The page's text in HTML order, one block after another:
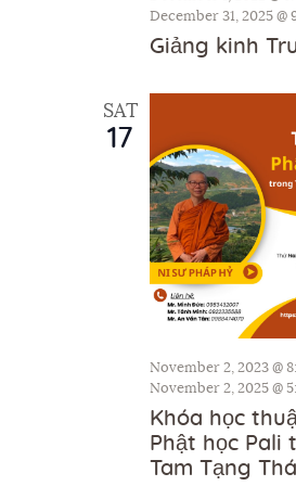
December 31, 2025 @
Giảng kinh
SAT
17
November 2, 2023 @
November 2, 2025 @
Khóa học
Phật học Pali
Tam Tạng